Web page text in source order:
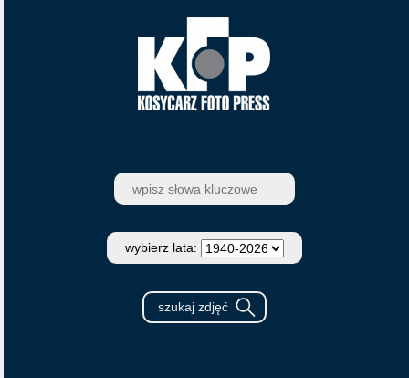
wybierz lata: